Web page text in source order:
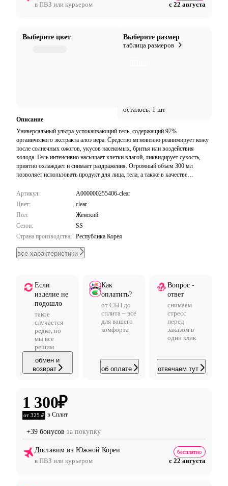
в ПВЗ или курьером
с 22 августа
Выберите цвет
Выберите размер
таблица размеров
осталось: 1 шт
Описание
Универсальный ультра-успокаивающий гель, содержащий 97%
органического экстракта алоэ вера. Средство мгновенно реанимирует кожу
после солнечных ожогов, укусов насекомых, бритья или воздействия
холода. Гель интенсивно насыщает клетки влагой, ликвидирует сухость,
приятно охлаждает и снимает раздражения. Огромный объем 300 мл
позволяет использовать продукт для лица, тела, а также в качестве
Артикул:
A000000255406-clear
Цвет:
clear
Пол:
Женский
Сезон:
SS
Страна производства: Республика Корея
все характеристики
Если
изделие не
подошло
такое
случается
редко, но
мы все
решим
обмен и
возврат
Как
оплатить?
от СБП до
сплита – все
для вашего
комфорта
об оплате
Вопрос -
ответ
снимаем
стресс
перед
заказом в
один клик
отвечаем тут
1 300₽
от 325 ₽ в Сплит
+39 бонусов за покупку
Доставим из Южной Кореи
в ПВЗ или курьером
бесплатно
с 22 августа